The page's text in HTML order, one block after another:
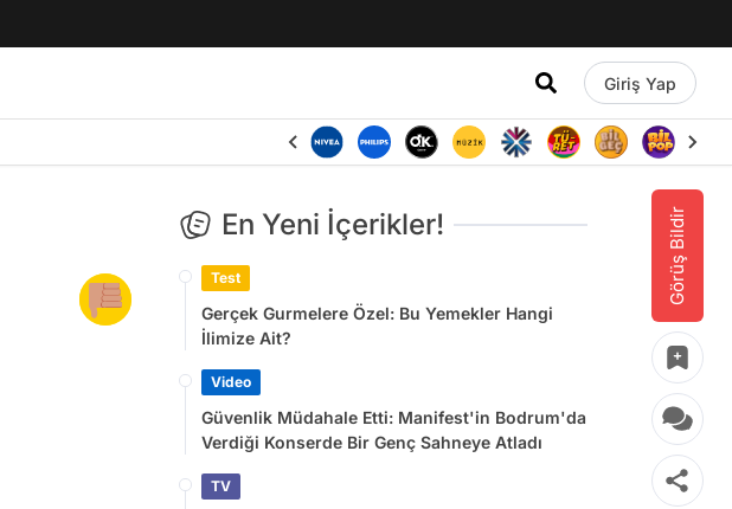
Giriş Yap
Görüş Bildir
En Yeni İçerikler!
Test
Gerçek Gurmelere Özel: Bu Yemekler Hangi
İlimize Ait?
Video
Güvenlik Müdahale Etti: Manifest'in Bodrum'da
Verdiği Konserde Bir Genç Sahneye Atladı
TV